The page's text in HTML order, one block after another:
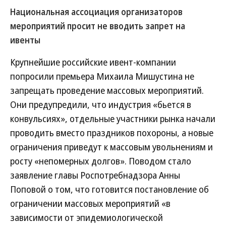
Национальная ассоциация организаторов
мероприятий просит не вводить запрет на
ивенты
Крупнейшие российские ивент-компании
попросили премьера Михаила Мишустина не
запрещать проведение массовых мероприятий.
Они предупредили, что индустрия «бьется в
конвульсиях», отдельные участники рынка начали
проводить вместо праздников похороны, а новые
ограничения приведут к массовым увольнениям и
росту «непомерных долгов». Поводом стало
заявление главы Роспотребнадзора Анны
Поповой о том, что готовится постановление об
ограничении массовых мероприятий «в
зависимости от эпидемиологической